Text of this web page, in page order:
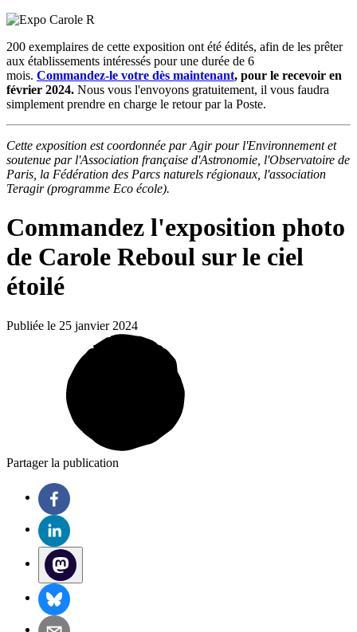
200 exemplaires de cette exposition ont été édités, afin de les prêter
aux établissements intéressés pour une durée de 6
mois. Commandez-le votre dès maintenant, pour le recevoir en
février 2024. Nous vous l'envoyons gratuitement, il vous faudra
simplement prendre en charge le retour par la Poste.
Cette exposition est coordonnée par Agir pour l'Environnement et
soutenue par l'Association française d'Astronomie, l'Observatoire de
Paris, la Fédération des Parcs naturels régionaux, l'association
Teragir (programme Eco école).
Commandez l'exposition photo
de Carole Reboul sur le ciel
étoilé
Publiée le 25 janvier 2024
Partager la publication